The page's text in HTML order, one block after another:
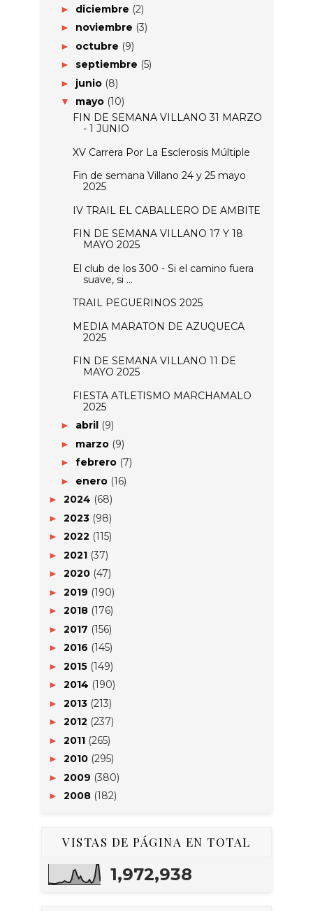
► diciembre (2)
► noviembre (3)
► octubre (9)
► septiembre (5)
► junio (8)
▼ mayo (10)
FIN DE SEMANA VILLANO 31 MARZO
- 1 JUNIO
XV Carrera Por La Esclerosis Múltiple
Fin de semana Villano 24 y 25 mayo
2025
IV TRAIL EL CABALLERO DE AMBITE
FIN DE SEMANA VILLANO 17 Y 18
MAYO 2025
El club de los 300 - Si el camino fuera
suave, si ...
TRAIL PEGUERINOS 2025
MEDIA MARATON DE AZUQUECA
2025
FIN DE SEMANA VILLANO 11 DE
MAYO 2025
FIESTA ATLETISMO MARCHAMALO
2025
► abril (9)
► marzo (9)
► febrero (7)
► enero (16)
► 2024 (68)
► 2023 (98)
► 2022 (115)
► 2021 (37)
► 2020 (47)
► 2019 (190)
► 2018 (176)
► 2017 (156)
► 2016 (145)
► 2015 (149)
► 2014 (190)
► 2013 (213)
► 2012 (237)
► 2011 (265)
► 2010 (295)
► 2009 (380)
► 2008 (182)
VISTAS DE PÁGINA EN TOTAL
1,972,938